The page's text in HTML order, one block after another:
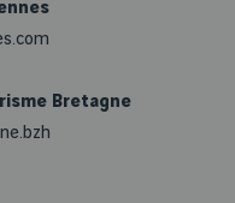
Bretagne